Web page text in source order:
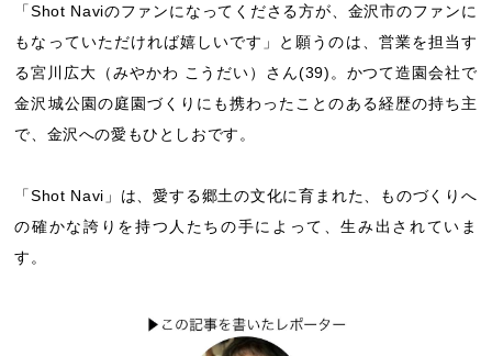
「Shot Naviのファンになってくださる方が、金沢市のファンに
もなっていただければ嬉しいです」と願うのは、営業を担当す
る宮川広大（みやかわ こうだい）さん(39)。かつて造園会社で
金沢城公園の庭園づくりにも携わったことのある経歴の持ち主
で、金沢への愛もひとしおです。
「Shot Navi」は、愛する郷土の文化に育まれた、ものづくりへ
の確かな誇りを持つ人たちの手によって、生み出されていま
す。